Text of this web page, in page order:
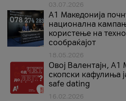
03.07.2026
A1 Македонија
национална
користење на
сообраќајот
18.05.2026
Овој Валентајн, A1
скопски кафулиња
safe dating
16.02.2026